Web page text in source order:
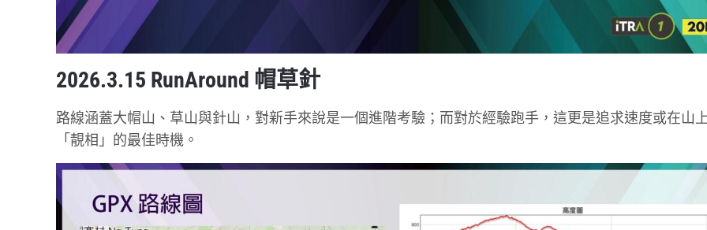
2026.3.15 RunAround 帽草針
路線涵蓋大帽山、草山與針山，對新手來說是一個進階考驗；而對於經驗跑手，這更是追求速度或在山
「靚相」的最佳時機。